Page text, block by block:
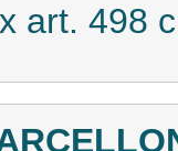
art. 498